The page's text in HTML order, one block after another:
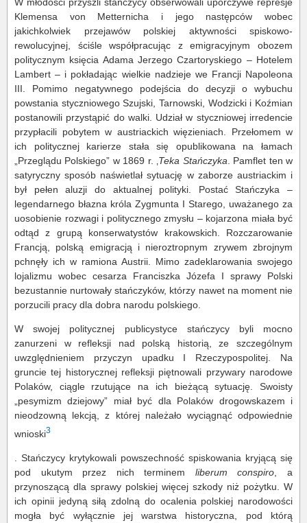
W młodości przyszli stańczycy obserwowali uporczywe represje
Klemensa von Metternicha i jego następców wobec
jakichkolwiek przejawów polskiej aktywności spiskowo-
rewolucyjnej, ściśle współpracując z emigracyjnym obozem
politycznym księcia Adama Jerzego Czartoryskiego – Hotelem
Lambert – i pokładając wielkie nadzieje we Francji Napoleona
III. Pomimo negatywnego podejścia do decyzji o wybuchu
powstania styczniowego Szujski, Tarnowski, Wodzicki i Koźmian
postanowili przystąpić do walki. Udział w styczniowej irredencie
przypłacili pobytem w austriackich więzieniach. Przełomem w
ich politycznej karierze stała się opublikowana na łamach
„Przeglądu Polskiego” w 1869 r. ‚Teka Stańczyka. Pamflet ten w
satyryczny sposób naświetlał sytuację w zaborze austriackim i
był pełen aluzji do aktualnej polityki. Postać Stańczyka –
legendarnego błazna króla Zygmunta I Starego, uważanego za
uosobienie rozwagi i politycznego zmysłu – kojarzona miała być
odtąd z grupą konserwatystów krakowskich. Rozczarowanie
Francją, polską emigracją i nieroztropnym zrywem zbrojnym
pchnęły ich w ramiona Austrii. Mimo zadeklarowania swojego
lojalizmu wobec cesarza Franciszka Józefa I sprawy Polski
bezustannie nurtowały stańczyków, którzy nawet na moment nie
porzucili pracy dla dobra narodu polskiego.
W swojej politycznej publicystyce stańczycy byli mocno
zanurzeni w refleksji nad polską historią, ze szczególnym
uwzględnieniem przyczyn upadku I Rzeczypospolitej. Na
gruncie tej historycznej refleksji piętnowali przywary narodowe
Polaków, ciągle rzutujące na ich bieżącą sytuację. Swoisty
„pesymizm dziejowy” miał być dla Polaków drogowskazem i
nieodzowną lekcją, z której należało wyciągnąć odpowiednie
wnioski3
. Stańczycy krytykowali powszechność spiskowania kryjącą się
pod ukutym przez nich terminem liberum conspiro , a
przynoszącą dla sprawy polskiej więcej szkody niż pożytku. W
ich opinii jedyną siłą zdolną do ocalenia polskiej narodowości
mogła być wyłącznie jej warstwa historyczna, pod którą